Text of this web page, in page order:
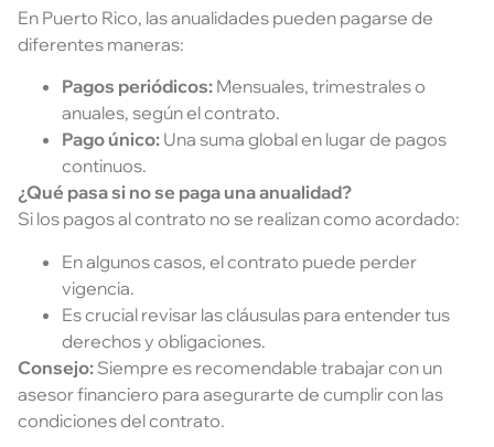
En Puerto Rico, las anualidades pueden pagarse de
diferentes maneras:
Pagos periódicos: Mensuales, trimestrales o
anuales, según el contrato.
Pago único: Una suma global en lugar de pagos
continuos.
¿Qué pasa si no se paga una anualidad?
Si los pagos al contrato no se realizan como acordado:
En algunos casos, el contrato puede perder
vigencia.
Es crucial revisar las cláusulas para entender tus
derechos y obligaciones.
Consejo: Siempre es recomendable trabajar con un
asesor financiero para asegurarte de cumplir con las
condiciones del contrato.